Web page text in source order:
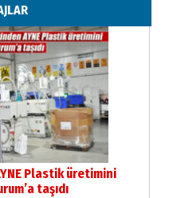
yürüdü.!
Terzioğlu!
Erzurum’a
Plastik üretimini
taşıdı